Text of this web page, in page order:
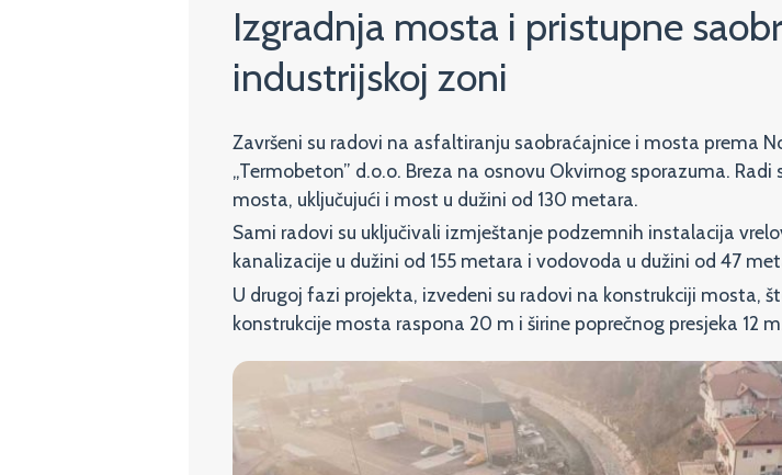
Izgradnja mosta i pristupne
industrijskoj zoni
Završeni su radovi na asfaltiranju saobraćajnice i mosta prema
„Termobeton” d.o.o. Breza na osnovu Okvirnog sporazuma.
mosta, uključujući i most u dužini od 130 metara.
Sami radovi su uključivali izmještanje podzemnih instalacija
kanalizacije u dužini od 155 metara i vodovoda u dužini od 47
U drugoj fazi projekta, izvedeni su radovi na konstrukciji mosta,
konstrukcije mosta raspona 20 m i širine poprečnog presjeka 12